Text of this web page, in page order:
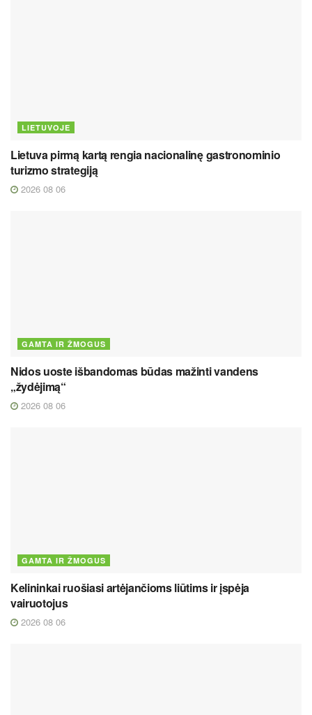
LIETUVOJE
Lietuva pirmą kartą rengia nacionalinę gastronominio
turizmo strategiją
2026 08 06
GAMTA IR ŽMOGUS
Nidos uoste išbandomas būdas mažinti vandens
„žydėjimą“
2026 08 06
GAMTA IR ŽMOGUS
Kelininkai ruošiasi artėjančioms liūtims ir įspėja
vairuotojus
2026 08 06